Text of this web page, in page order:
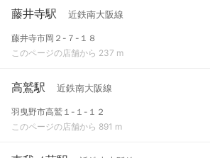
藤井寺駅 近鉄南大阪線
藤井寺市岡２-７-１８
このページの店舗から 237 m
高鷲駅 近鉄南大阪線
羽曳野市高鷲１-１-１２
このページの店舗から 891 m